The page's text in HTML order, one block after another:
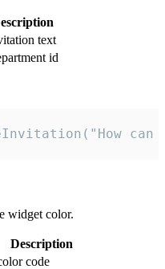
text
id
widget color.
Description
code